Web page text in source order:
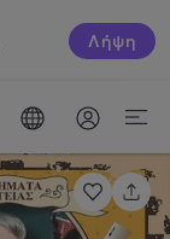
Λήψη